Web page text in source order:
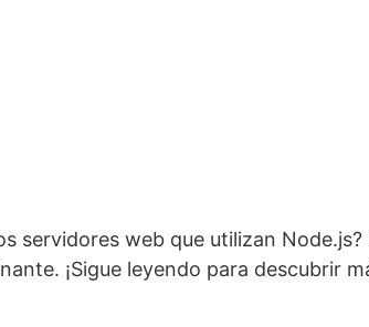
servidores web que utilizan
¡Sigue leyendo para descubrir